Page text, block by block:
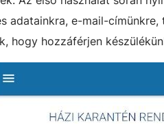
adatainkra, e-mail-címünkre,
hogy hozzáférjen